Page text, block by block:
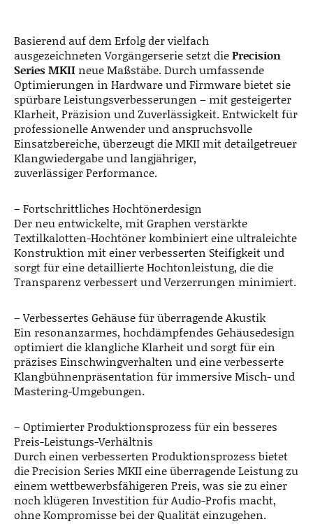
Basierend auf dem Erfolg der vielfach
ausgezeichneten Vorgängerserie setzt diePrecision
Series MKII neue Maßstäbe. Durch umfassende
Optimierungen in Hardware und Firmware bietet sie
spürbare Leistungsverbesserungen – mit gesteigerter
Klarheit, Präzision und Zuverlässigkeit. Entwickelt für
professionelle Anwender und anspruchsvolle
Einsatzbereiche, überzeugt die MKII mit detailgetreuer
Klangwiedergabe und langjähriger,
zuverlässiger Performance.
– Fortschrittliches Hochtönerdesign
Der neu entwickelte, mit Graphen verstärkte
Textilkalotten-Hochtöner kombiniert eine ultraleichte
Konstruktion mit einer verbesserten Steifigkeit und
sorgt für eine detaillierte Hochtonleistung, die die
Transparenz verbessert und Verzerrungen minimiert.
– Verbessertes Gehäuse für überragende Akustik
Ein resonanzarmes, hochdämpfendes Gehäusedesign
optimiert die klangliche Klarheit und sorgt für ein
präzises Einschwingverhalten und eine verbesserte
Klangbühnenpräsentation für immersive Misch- und
Mastering-Umgebungen.
– Optimierter Produktionsprozess für ein besseres
Preis-Leistungs-Verhältnis
Durch einen verbesserten Produktionsprozess bietet
die Precision Series MKII eine überragende Leistung zu
einem wettbewerbsfähigeren Preis, was sie zu einer
noch klügeren Investition für Audio-Profis macht,
ohne Kompromisse bei der Qualität einzugehen.